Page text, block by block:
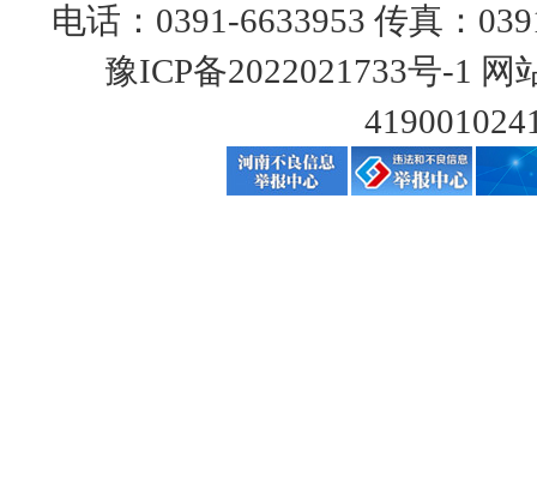
电话：0391-6633953 传真：
豫ICP备2022021733号-1 网